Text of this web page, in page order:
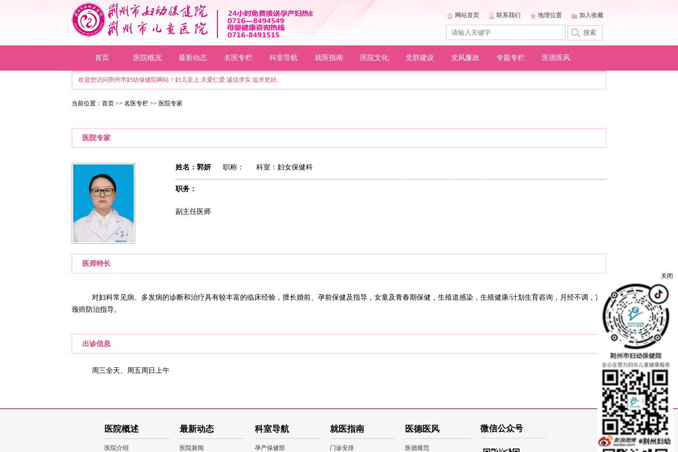
网站首页 联系我们 地理位置 加入收藏
首页 医院概况 最新动态 名医专栏 科室导航 就医指南 医院文化 党群建设 党风廉政 专题专栏 医德医风
欢迎您访问荆州市妇幼保健院网站！妇儿至上 关爱仁爱 诚信求实 追求更好。
当前位置： 首页 >> 名医专栏 >> 医院专家
医院专家
姓名：郭妍职称： 科室： 妇女保健科
职务：
副主任医师
医师特长
对妇科常见病、多发病的诊断和治疗具有较丰富的临床经验，擅长婚前、孕前保健及指导，女童及青春期保健，生殖道感染，生殖健康/计划生育咨询，月经不调，宫
颈癌防治指导。
出诊信息
周三全天、周五周日上午
医院概述
医院介绍
最新动态
医院新闻
科室导航
孕产保健部
就医指南
门诊安排
医德医风
医德规范
微信公众号
关闭